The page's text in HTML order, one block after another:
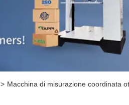
> Macchina di misurazione coordinata